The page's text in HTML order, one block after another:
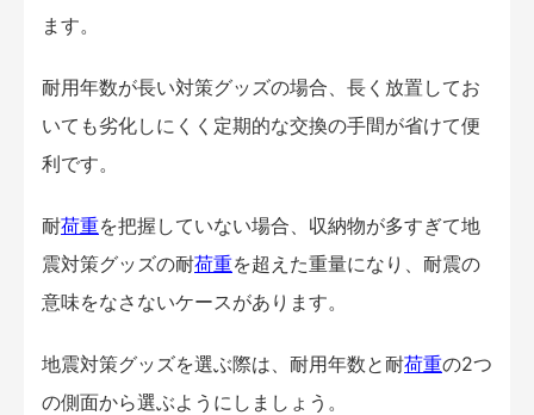
ます。
耐用年数が長い対策グッズの場合、長く放置してお
いても劣化しにくく定期的な交換の手間が省けて便
利です。
耐荷重を把握していない場合、収納物が多すぎて地
震対策グッズの耐荷重を超えた重量になり、耐震の
意味をなさないケースがあります。
地震対策グッズを選ぶ際は、耐用年数と耐荷重の2つ
の側面から選ぶようにしましょう。